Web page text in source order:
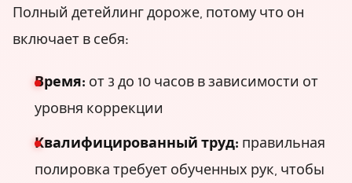
Полный детейлинг дороже, потому что он
включает в себя:
Время: от 3 до 10 часов в зависимости от
уровня коррекции
Квалифицированный труд: правильная
полировка требует обученных рук, чтобы